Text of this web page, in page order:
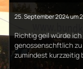
25. September 2024 um
Richtig geil würde
genossenschftlich
zumindest kurzzeitig